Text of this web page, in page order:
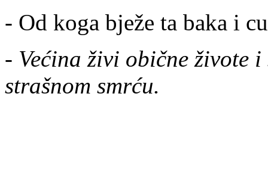
- Od koga bježe ta baka i
- Većina živi obične živote
strašnom smrću.